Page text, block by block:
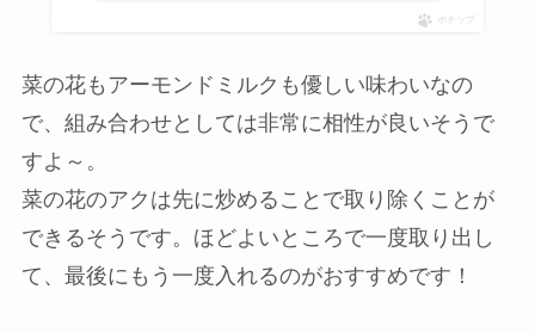
ポチップ
菜の花もアーモンドミルクも優しい味わいなの
で、組み合わせとしては非常に相性が良いそうで
すよ～。
菜の花のアクは先に炒めることで取り除くことが
できるそうです。ほどよいところで一度取り出し
て、最後にもう一度入れるのがおすすめです！